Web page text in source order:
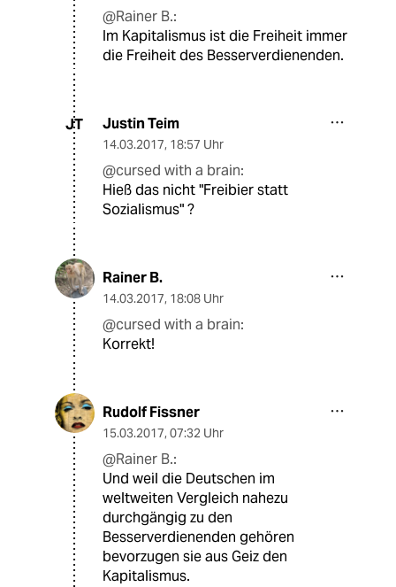
@Rainer B.:
Im Kapitalismus ist die Freiheit immer
die Freiheit des Besserverdienenden.
JT Justin Teim
14.03.2017, 18:57 Uhr
@cursed with a brain:
Hieß das nicht "Freibier statt
Sozialismus" ?
Rainer B.
14.03.2017, 18:08 Uhr
@cursed with a brain:
Korrekt!
Rudolf Fissner
15.03.2017, 07:32 Uhr
@Rainer B.:
Und weil die Deutschen im
weltweiten Vergleich nahezu
durchgängig zu den
Besserverdienenden gehören
bevorzugen sie aus Geiz den
Kapitalismus.